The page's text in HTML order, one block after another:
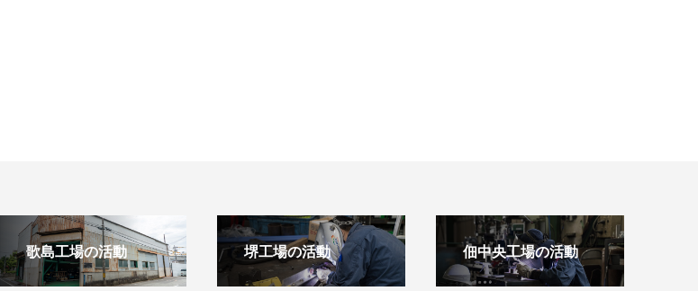
歌島工場の活動 堺工場の活動 佃中央工場の活動